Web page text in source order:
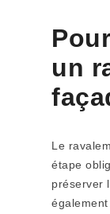
un
Le
étape
préserver